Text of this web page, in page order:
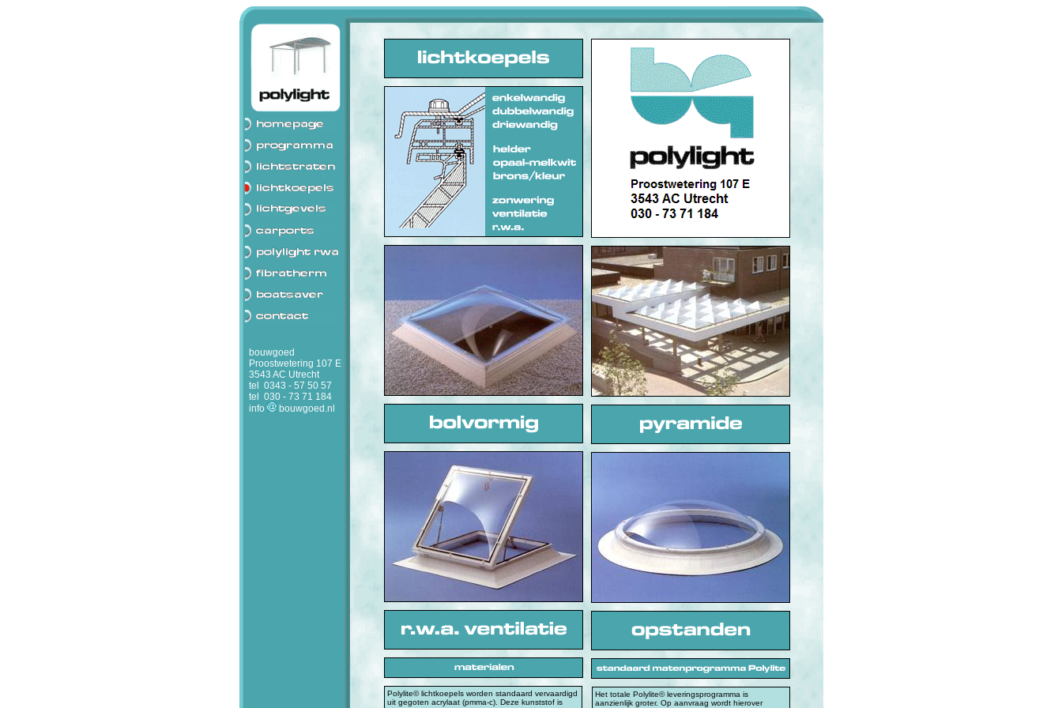
bouwgoed
Proostwetering 107 E
3543 AC Utrecht
tel
0343 - 57 50 57
tel
030 - 73 71 184
info
bouwgoed.nl
Polylite© lichtkoepels worden standaard vervaardigd
uit gegoten acrylaat (pmma-c). Deze kunststof is
Het totale Polylite© leveringsprogramma is
aanzienlijk groter. Op aanvraag wordt hierover